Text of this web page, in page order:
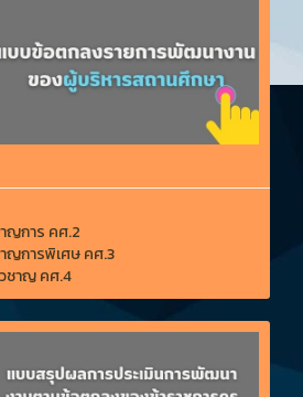
ญการ คศ.2
ญการพิเศษ คศ.3
ชาญ คศ.4